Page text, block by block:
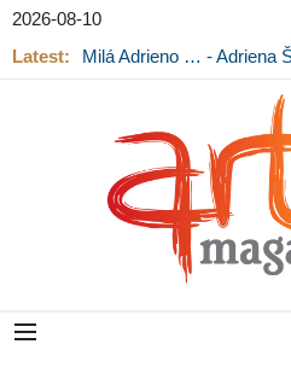
2026-08-10
Latest:
Milá Adrieno … - Adriena